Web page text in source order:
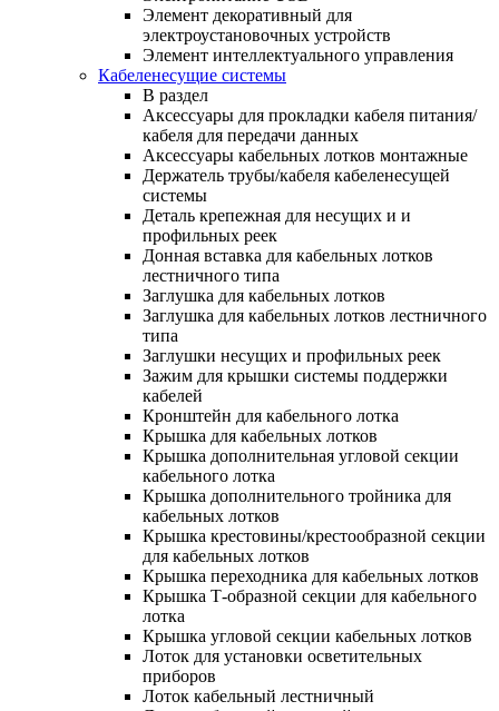
Элемент декоративный для
электроустановочных устройств
Элемент интеллектуального управления
Кабеленесущие системы
В раздел
Аксессуары для прокладки кабеля питания/
кабеля для передачи данных
Аксессуары кабельных лотков монтажные
Держатель трубы/кабеля кабеленесущей
системы
Деталь крепежная для несущих и и
профильных реек
Донная вставка для кабельных лотков
лестничного типа
Заглушка для кабельных лотков
Заглушка для кабельных лотков лестничного
типа
Заглушки несущих и профильных реек
Зажим для крышки системы поддержки
кабелей
Кронштейн для кабельного лотка
Крышка для кабельных лотков
Крышка дополнительная угловой секции
кабельного лотка
Крышка дополнительного тройника для
кабельных лотков
Крышка крестовины/крестообразной секции
для кабельных лотков
Крышка переходника для кабельных лотков
Крышка Т-образной секции для кабельного
лотка
Крышка угловой секции кабельных лотков
Лоток для установки осветительных
приборов
Лоток кабельный лестничный